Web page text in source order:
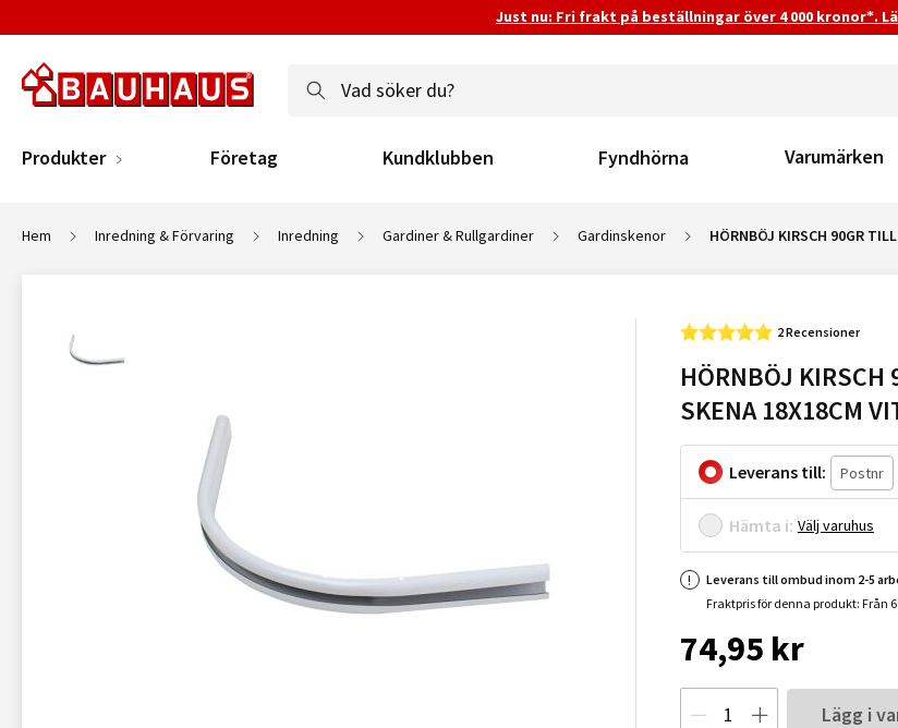
Just nu: Fri frakt på beställningar över 4 000 kronor*.
Produkter Företag Kundklubben Fyndhörna Varumärken
Hem Inredning & Förvaring Inredning Gardiner & Rullgardiner Gardinskenor HÖRNBÖJ KIRSCH 90GR
2 Recensioner
HÖRNBÖJ KIRSCH
SKENA 18X18CM
Leverans till:
Hämta i: Välj varuhus
Leverans till ombud inom 2-5
Fraktpris för denna produkt: Från
74,95 kr
Lägg i